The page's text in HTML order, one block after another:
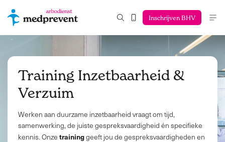
Inschrijven BHV
Training Inzetbaarheid &
Verzuim
Werken aan duurzame inzetbaarheid vraagt om tijd,
samenwerking, de juiste gespreksvaardigheid én specifieke
kennis. Onze traininggeeft jou de gespreksvaardigheden en